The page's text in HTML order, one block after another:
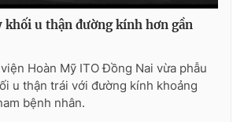
báo in và báo điện tử số 483/GP-BTTTT
Nguyễn Thị Mỹ Hạnh, Phạm Quốc Thắng,
355 931 - 024.38 355 932
khối u thận đường kính hơn gần
Hoàn Mỹ ITO Đồng Nai vừa phẫu
u thận trái với đường kính khoảng
bệnh nhân.